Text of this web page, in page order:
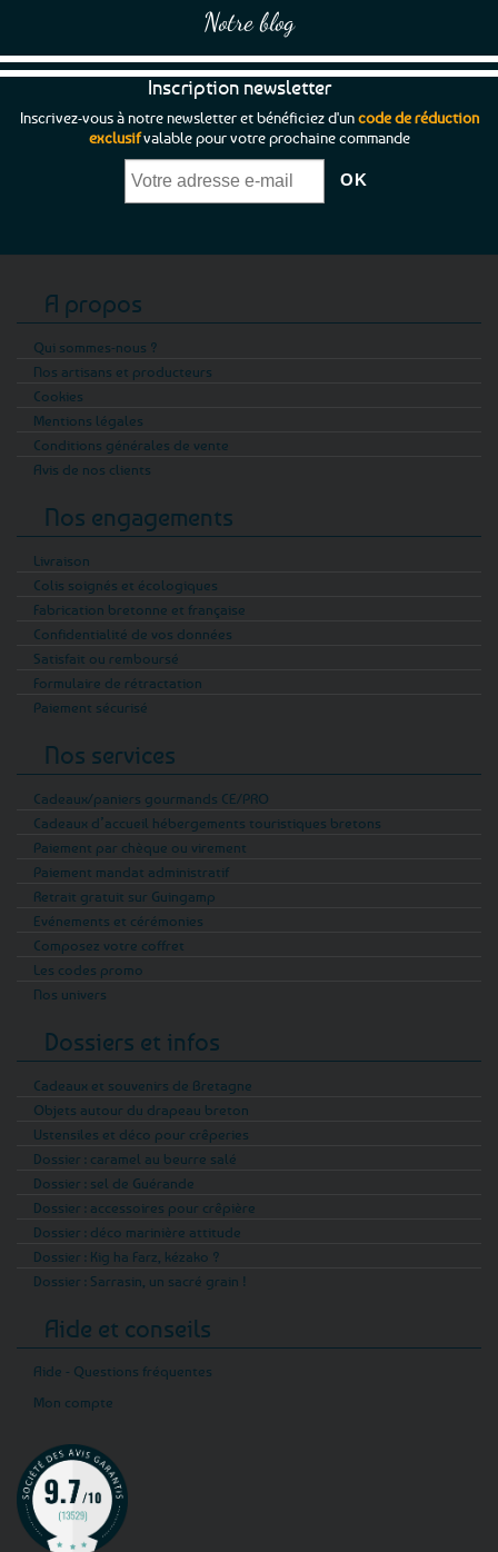
Notre blog
Inscription newsletter
Inscrivez-vous à notre newsletter et bénéficiez d'uncode de réduction
exclusifvalable pour votre prochaine commande
A propos
Qui sommes-nous ?
Nos artisans et producteurs
Cookies
Mentions légales
Conditions générales de vente
Avis de nos clients
Nos engagements
Livraison
Colis soignés et écologiques
Fabrication bretonne et française
Confidentialité de vos données
Satisfait ou remboursé
Formulaire de rétractation
Paiement sécurisé
Nos services
Cadeaux/paniers gourmands CE/PRO
Cadeaux d’accueil hébergements touristiques bretons
Paiement par chèque ou virement
Paiement mandat administratif
Retrait gratuit sur Guingamp
Evénements et cérémonies
Composez votre coffret
Les codes promo
Nos univers
Dossiers et infos
Cadeaux et souvenirs de Bretagne
Objets autour du drapeau breton
Ustensiles et déco pour crêperies
Dossier : caramel au beurre salé
Dossier : sel de Guérande
Dossier : accessoires pour crêpière
Dossier : déco marinière attitude
Dossier : Kig ha Farz, kézako ?
Dossier : Sarrasin, un sacré grain !
Aide et conseils
Aide - Questions fréquentes
Mon compte